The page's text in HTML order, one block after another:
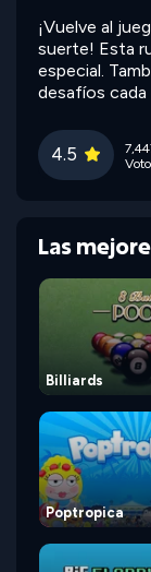
¡Vuelve al
suerte! Esta
especial.
desafíos cada
4.5
Las
Billiards
Poptropica